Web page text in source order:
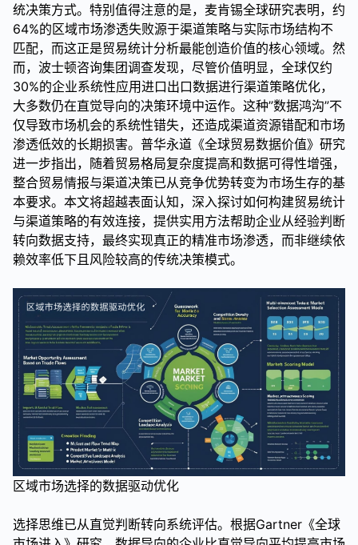
统决策方式。特别值得注意的是，麦肯锡全球研究表明，约
64%的区域市场渗透失败源于渠道策略与实际市场结构不
匹配，而这正是贸易统计分析最能创造价值的核心领域。然
而，波士顿咨询集团调查发现，尽管价值明显，全球仅约
30%的企业系统性应用进口出口数据进行渠道策略优化，
大多数仍在直觉导向的决策环境中运作。这种”数据鸿沟”不
仅导致市场机会的系统性错失，还造成渠道资源错配和市场
渗透低效的长期损害。普华永道《全球贸易数据价值》研究
进一步指出，随着贸易格局复杂度提高和数据可得性增强，
整合贸易情报与渠道决策已从竞争优势转变为市场生存的基
本要求。本文将超越表面认知，深入探讨如何构建贸易统计
与渠道策略的有效连接，提供实用方法帮助企业从经验判断
转向数据支持，最终实现真正的精准市场渗透，而非继续依
赖效率低下且风险较高的传统决策模式。
区域市场选择的数据驱动优化
选择思维已从直觉判断转向系统评估。根据Gartner《全球